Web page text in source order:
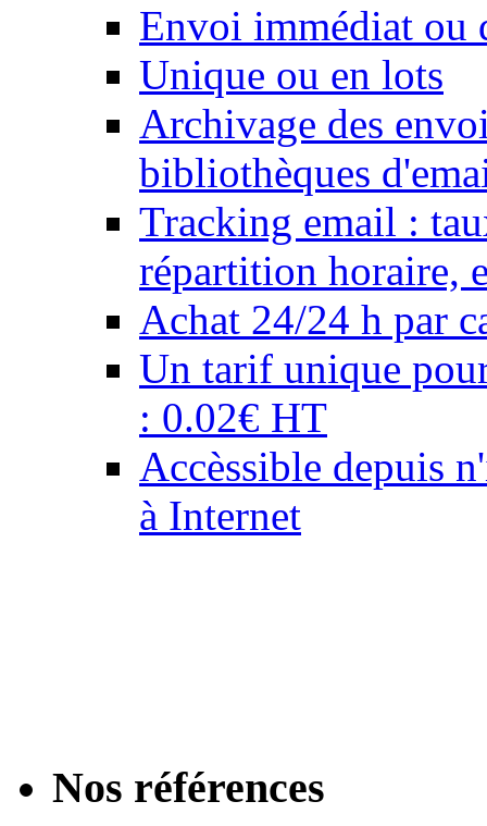
Envoi immédiat ou
Unique ou en lots
Archivage des
bibliothèques
Tracking email :
répartition horaire,
Achat 24/24 h par
Un tarif unique
: 0.02€ HT
Accèssible depuis
à Internet
Nos références